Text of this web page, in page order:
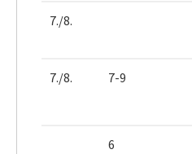
7./8.
7./8. 7-9
6